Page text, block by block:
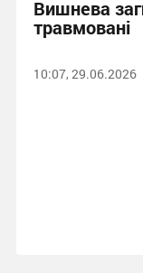
Вишнева
травмовані
10:07, 29.06.2026